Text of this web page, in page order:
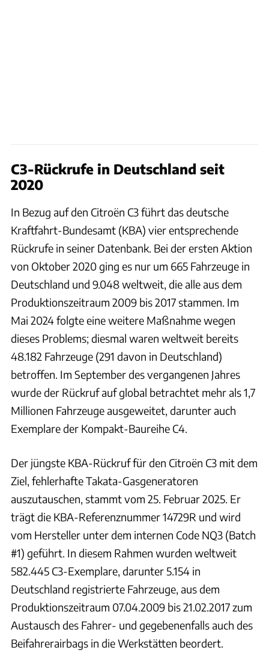
C3-Rückrufe in Deutschland seit
2020
In Bezug auf den Citroën C3 führt das deutsche
Kraftfahrt-Bundesamt (KBA) vier entsprechende
Rückrufe in seiner Datenbank. Bei der ersten Aktion
von Oktober 2020 ging es nur um 665 Fahrzeuge in
Deutschland und 9.048 weltweit, die alle aus dem
Produktionszeitraum 2009 bis 2017 stammen. Im
Mai 2024 folgte eine weitere Maßnahme wegen
dieses Problems; diesmal waren weltweit bereits
48.182 Fahrzeuge (291 davon in Deutschland)
betroffen. Im September des vergangenen Jahres
wurde der Rückruf auf global betrachtet mehr als 1,7
Millionen Fahrzeuge ausgeweitet, darunter auch
Exemplare der Kompakt-Baureihe C4.
Der jüngste KBA-Rückruf für den Citroën C3 mit dem
Ziel, fehlerhafte Takata-Gasgeneratoren
auszutauschen, stammt vom 25. Februar 2025. Er
trägt die KBA-Referenznummer 14729R und wird
vom Hersteller unter dem internen Code NQ3 (Batch
#1) geführt. In diesem Rahmen wurden weltweit
582.445 C3-Exemplare, darunter 5.154 in
Deutschland registrierte Fahrzeuge, aus dem
Produktionszeitraum 07.04.2009 bis 21.02.2017 zum
Austausch des Fahrer- und gegebenenfalls auch des
Beifahrerairbags in die Werkstätten beordert.